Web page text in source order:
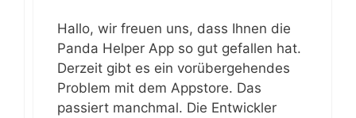
Hallo, wir freuen uns, dass Ihnen die
Panda Helper App so gut gefallen hat.
Derzeit gibt es ein vorübergehendes
Problem mit dem Appstore. Das
passiert manchmal. Die Entwickler